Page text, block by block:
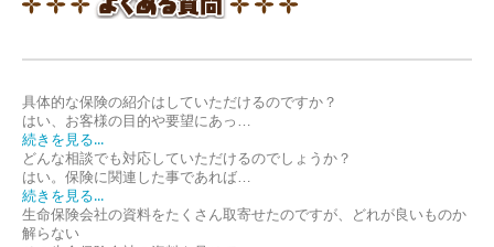
具体的な保険の紹介はしていただけるのですか？
はい、お客様の目的や要望にあっ…
続きを見る...
どんな相談でも対応していただけるのでしょうか？
はい。保険に関連した事であれば…
続きを見る...
生命保険会社の資料をたくさん取寄せたのですが、どれが良いものか
解らない